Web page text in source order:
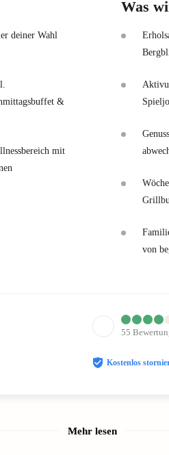
deiner Wahl
&
mit
Was
von
55
Kostenlos
Mehr lesen